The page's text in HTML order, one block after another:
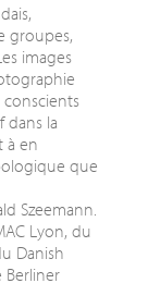
groupes,
images
conscients
dans la
à en
que
Szeemann.
Lyon, du
Danish
Berliner